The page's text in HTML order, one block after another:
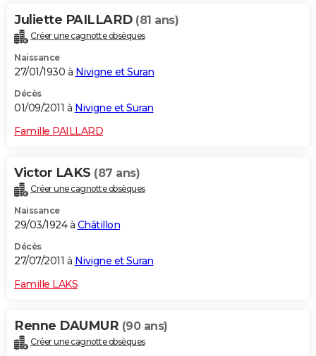
Juliette PAILLARD (81 ans)
Créer une cagnotte obsèques
Naissance
27/01/1930 à Nivigne et Suran
Décès
01/09/2011 à Nivigne et Suran
Famille PAILLARD
Victor LAKS (87 ans)
Créer une cagnotte obsèques
Naissance
29/03/1924 à Châtillon
Décès
27/07/2011 à Nivigne et Suran
Famille LAKS
Renne DAUMUR (90 ans)
Créer une cagnotte obsèques